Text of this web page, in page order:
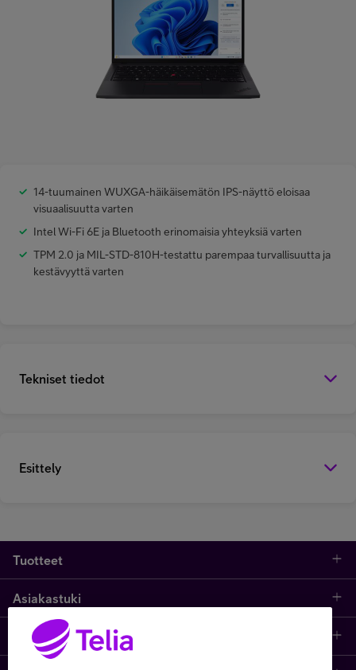
14-tuumainen WUXGA-häikäisemätön IPS-näyttö eloisaa
visuaalisuutta varten
Intel Wi-Fi 6E ja Bluetooth erinomaisia yhteyksiä varten
TPM 2.0 ja MIL-STD-810H-testattu parempaa turvallisuutta ja
kestävyyttä varten
Tekniset tiedot
Esittely
Tuotteet
Kauppa
IT-palvelut
Asiakastuki
Etusivu
Opi ja inspiroidu